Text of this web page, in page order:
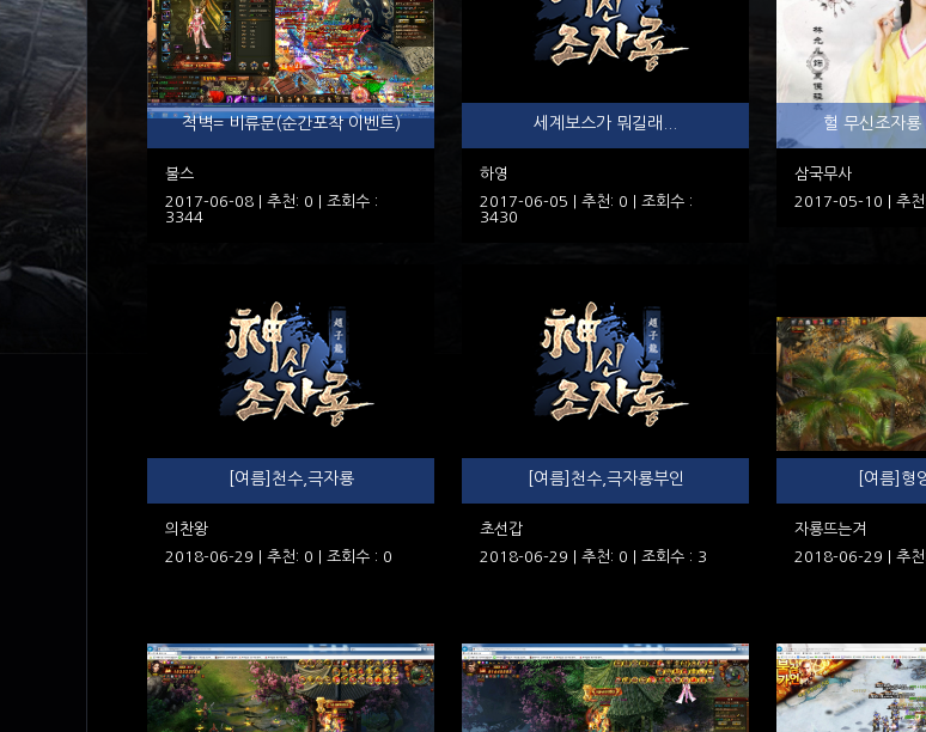
적벽= 비류문(순간포착 이벤트)
불스
2017-06-08 | 추천: 0 | 조회수 :
3344
세계보스가 뭐길래...
하영
2017-06-05 | 추천: 0 | 조회수 :
3430
헐 무신조자룡
삼국무사
2017-05-10 | 추
[여름]천수,극자룡
의찬왕
2018-06-29 | 추천: 0 | 조회수 : 0
[여름]천수,극자룡부인
초선갑
2018-06-29 | 추천: 0 | 조회수 : 3
[여름]형
자룡뜨는겨
2018-06-29 | 추천